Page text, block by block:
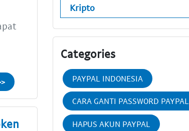
Kripto
Categories
PAYPAL INDONESIA
CARA GANTI PASSWORD PAYPAL
HAPUS AKUN PAYPAL